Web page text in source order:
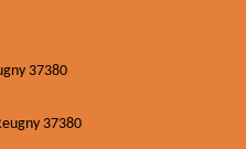
37380
37380